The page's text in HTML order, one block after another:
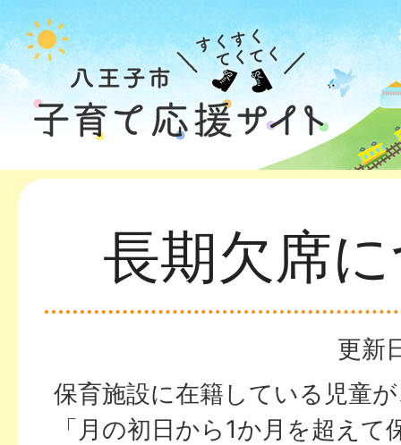
長期欠席
更新
保育施設に在籍している児童
「月の初日から1か月を超え